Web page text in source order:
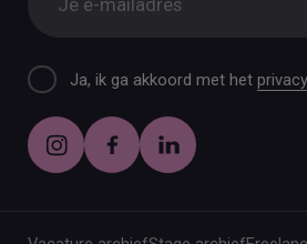
Ja, ik ga akkoord met het